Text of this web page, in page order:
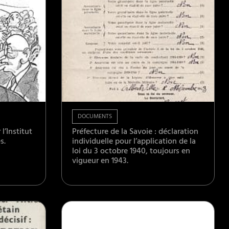
DOCUMENTS
Préfecture de la Savoie : déclaration
individuelle pour l’application de la
loi du 3 octobre 1940, toujours en
vigueur en 1943.